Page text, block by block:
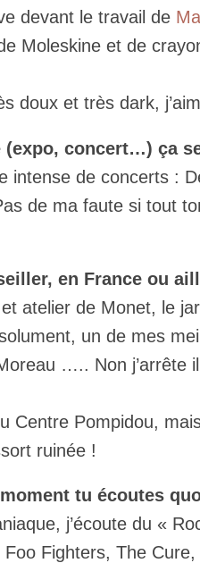
devant le travail de
Moleskine et de
doux et très dark,
(expo, concert…) ça
intense de concerts :
de ma faute si tout
en France ou
atelier de Monet, le
un de mes
….. Non j’arrête
Centre Pompidou,
ruinée !
tu écoutes
j’écoute du «
Foo Fighters, The